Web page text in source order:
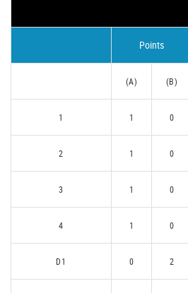
Points
(A) (B)
1 1 0
2 1 0
3 1 0
4 1 0
D1 0 2